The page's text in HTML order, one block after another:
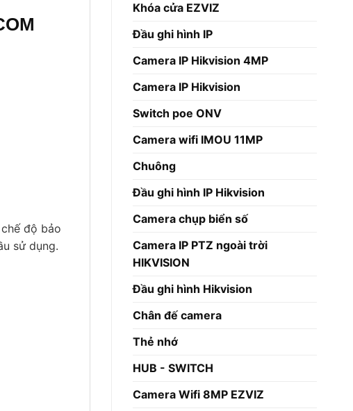
Khóa cửa EZVIZ
Đầu ghi hình IP
Camera IP Hikvision 4MP
Camera IP Hikvision
Switch poe ONV
Camera wifi IMOU 11MP
Chuông
Đầu ghi hình IP Hikvision
Camera chụp biển số
Camera IP PTZ ngoài trời
HIKVISION
Đầu ghi hình Hikvision
Chân đế camera
Thẻ nhớ
HUB - SWITCH
Camera Wifi 8MP EZVIZ
độ bảo
sử dụng.